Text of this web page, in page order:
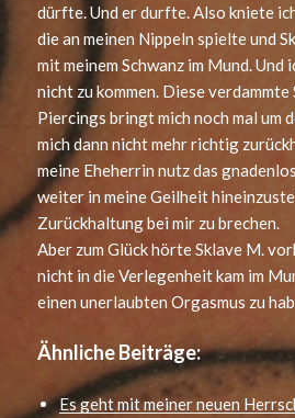
dürfte. Und er durfte. Also kniete
die an meinen Nippeln spielte und
mit meinem Schwanz im Mund.
nicht zu kommen. Diese verdammte
Piercings bringt mich noch mal um
mich dann nicht mehr richtig
meine Eheherrin nutz das
weiter in meine Geilheit
Zurückhaltung bei mir zu brechen.
Aber zum Glück hörte Sklave M.
nicht in die Verlegenheit kam im
einen unerlaubten Orgasmus zu
Ähnliche Beiträge:
Es geht mit meiner neuen